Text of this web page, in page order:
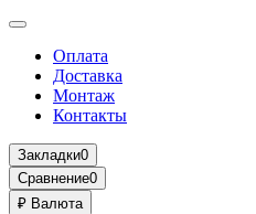
Оплата
Доставка
Монтаж
Контакты
Закладки0
Сравнение0
₽ Валюта